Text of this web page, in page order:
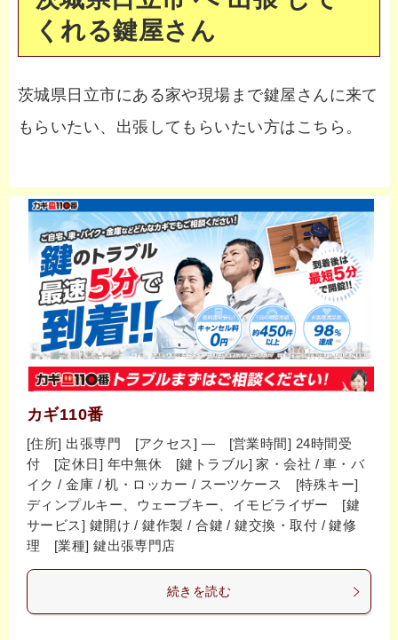
くれる鍵屋さん
茨城県日立市にある家や現場まで鍵屋さんに来て
もらいたい、出張してもらいたい方はこちら。
カギ110番
[住所] 出張専門 [アクセス] ― [営業時間] 24時間受
付 [定休日] 年中無休 [鍵トラブル] 家・会社 / 車・バ
イク / 金庫 / 机・ロッカー / スーツケース [特殊キー]
ディンプルキー、ウェーブキー、イモビライザー [鍵
サービス] 鍵開け / 鍵作製 / 合鍵 / 鍵交換・取付 / 鍵修
理 [業種] 鍵出張専門店
続きを読む